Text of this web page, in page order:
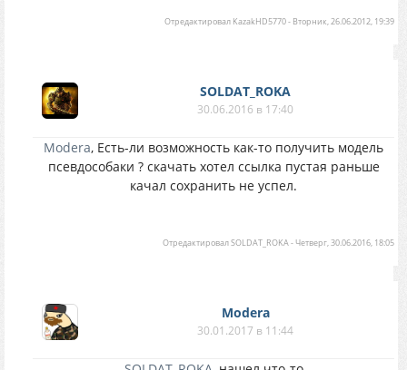
Отредактировал KazakHD5770- Вторник, 26.06.2012, 19:39
SOLDAT_ROKA
30.06.2016 в 17:40
Modera, Есть-ли возможность как-то получить модель
псевдособаки ? скачать хотел ссылка пустая раньше
качал сохранить не успел.
ОтредактировалSOLDAT_ROKA-Четверг, 30.06.2016, 18:05
Modera
30.01.2017 в 11:44